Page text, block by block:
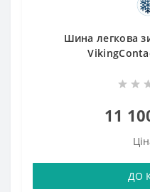
Шина легкова
11
ДО